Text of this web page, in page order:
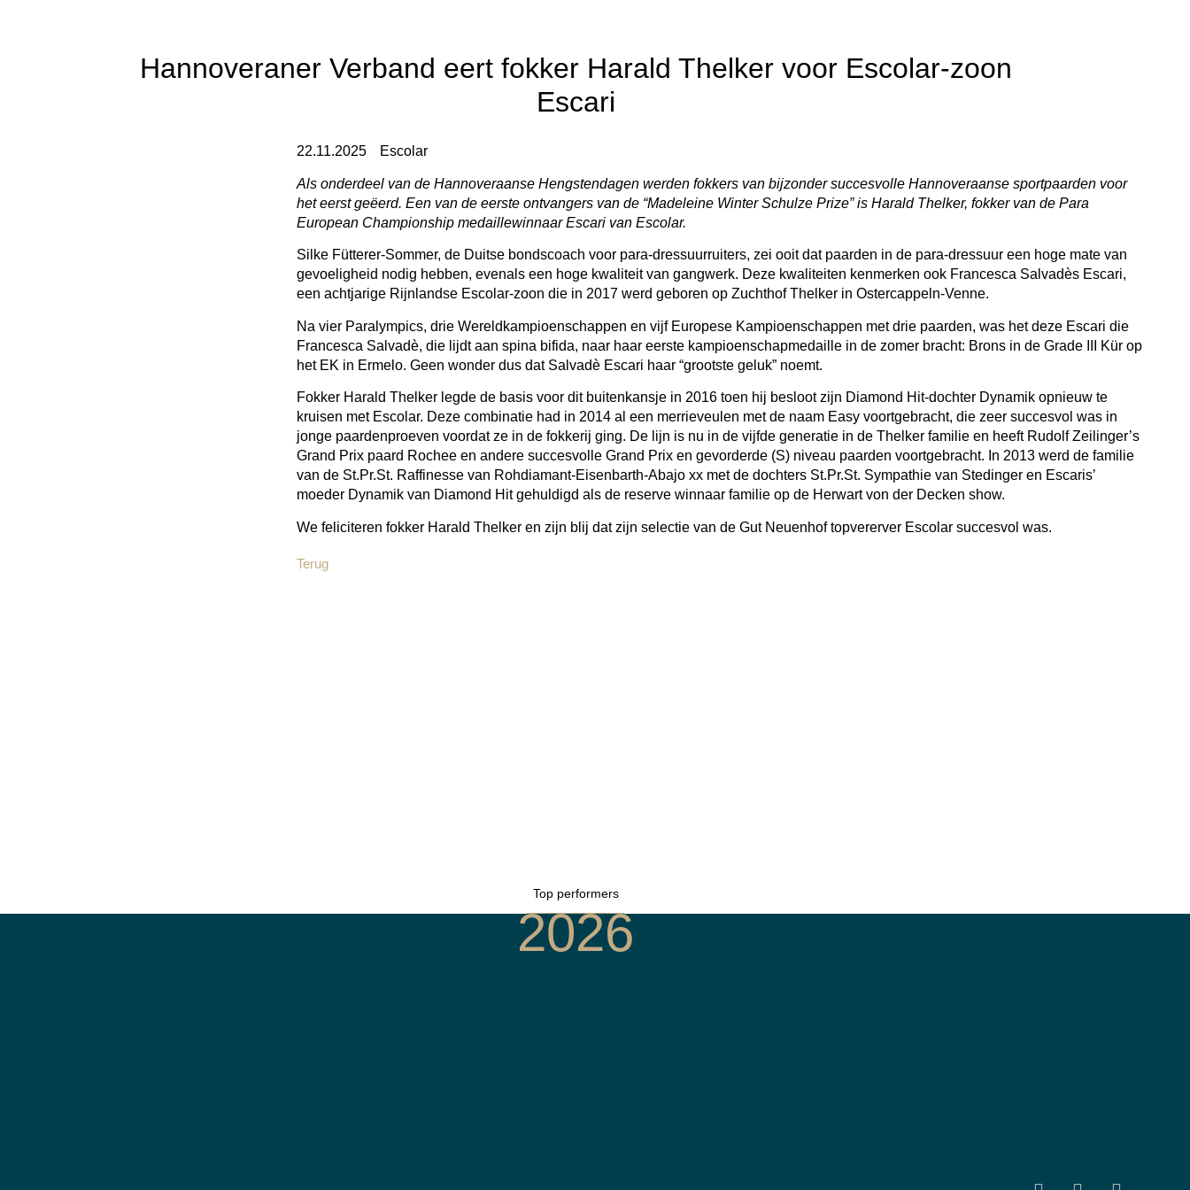
Hannoveraner Verband eert fokker Harald Thelker voor Escolar-zoon
Escari
22.11.2025 Escolar
Als onderdeel van de Hannoveraanse Hengstendagen werden fokkers van bijzonder succesvolle Hannoveraanse sportpaarden voor
het eerst geëerd. Een van de eerste ontvangers van de “Madeleine Winter Schulze Prize” is Harald Thelker, fokker van de Para
European Championship medaillewinnaar Escari van Escolar.
Silke Fütterer-Sommer, de Duitse bondscoach voor para-dressuurruiters, zei ooit dat paarden in de para-dressuur een hoge mate van
gevoeligheid nodig hebben, evenals een hoge kwaliteit van gangwerk. Deze kwaliteiten kenmerken ook Francesca Salvadès Escari,
een achtjarige Rijnlandse Escolar-zoon die in 2017 werd geboren op Zuchthof Thelker in Ostercappeln-Venne.
Na vier Paralympics, drie Wereldkampioenschappen en vijf Europese Kampioenschappen met drie paarden, was het deze Escari die
Francesca Salvadè, die lijdt aan spina bifida, naar haar eerste kampioenschapmedaille in de zomer bracht: Brons in de Grade III Kür op
het EK in Ermelo. Geen wonder dus dat Salvadè Escari haar “grootste geluk” noemt.
Fokker Harald Thelker legde de basis voor dit buitenkansje in 2016 toen hij besloot zijn Diamond Hit-dochter Dynamik opnieuw te
kruisen met Escolar. Deze combinatie had in 2014 al een merrieveulen met de naam Easy voortgebracht, die zeer succesvol was in
jonge paardenproeven voordat ze in de fokkerij ging. De lijn is nu in de vijfde generatie in de Thelker familie en heeft Rudolf Zeilinger’s
Grand Prix paard Rochee en andere succesvolle Grand Prix en gevorderde (S) niveau paarden voortgebracht. In 2013 werd de familie
van de St.Pr.St. Raffinesse van Rohdiamant-Eisenbarth-Abajo xx met de dochters St.Pr.St. Sympathie van Stedinger en Escaris’
moeder Dynamik van Diamond Hit gehuldigd als de reserve winnaar familie op de Herwart von der Decken show.
We feliciteren fokker Harald Thelker en zijn blij dat zijn selectie van de Gut Neuenhof topvererver Escolar succesvol was.
Terug
Top performers
2026